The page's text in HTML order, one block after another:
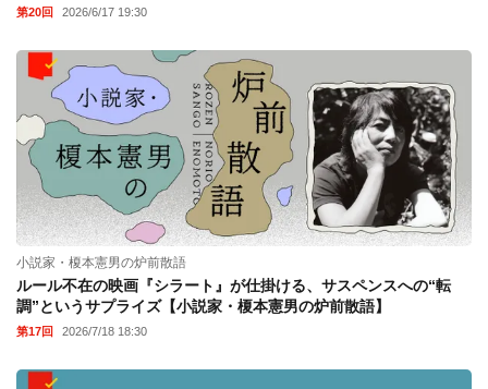
第20回 2026/6/17 19:30
小説家・榎本憲男の炉前散語
ルール不在の映画『シラート』が仕掛ける、サスペンスへの“転
調”というサプライズ【小説家・榎本憲男の炉前散語】
第17回 2026/7/18 18:30